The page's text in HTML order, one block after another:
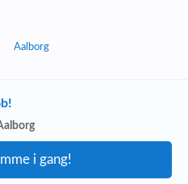
Aalborg